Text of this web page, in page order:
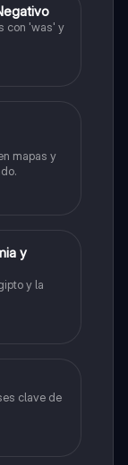
con 'was' y
mapas y
y
y la
clave de